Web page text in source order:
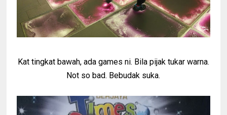
Kat tingkat bawah, ada games ni. Bila pijak tukar warna.
Not so bad. Bebudak suka.